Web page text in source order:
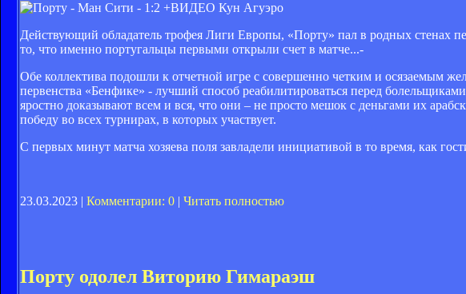
Кун Агуэро
Действующий обладатель трофея Лиги Европы, «Порту» пал в родных стенах
то, что именно португальцы первыми открыли счет в матче...-
Обе коллектива подошли к отчетной игре с совершенно четким и осязаемым
первенства «Бенфике» - лучший способ реабилитироваться перед
яростно доказывают всем и вся, что они – не просто мешок с деньгами их
победу во всех турнирах, в которых участвует.
С первых минут матча хозяева поля завладели инициативой в то время, как
23.03.2023 | Комментарии: 0 | Читать полностью
Порту одолел Виторию Гимараэш